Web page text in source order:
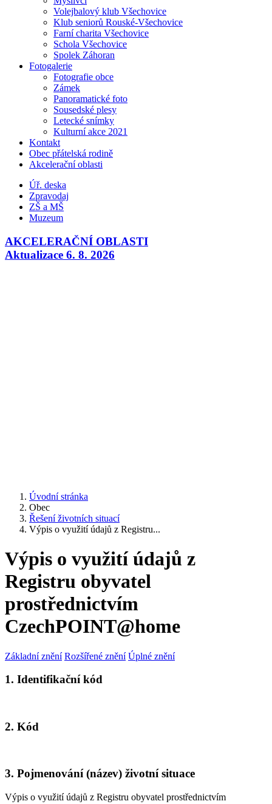
Volejbalový klub Všechovice
Klub seniorů Rouské-Všechovice
Farní charita Všechovice
Schola Všechovice
Spolek Záhoran
Fotogalerie
Fotografie obce
Zámek
Panoramatické foto
Sousedské plesy
Letecké snímky
Kulturní akce 2021
Kontakt
Obec přátelská rodině
Akcelerační oblasti
Úř. deska
Zpravodaj
ZŠ a MŠ
Muzeum
AKCELERAČNÍ OBLASTI
Aktualizace 6. 8. 2026
Úvodní stránka
Obec
Řešení životních situací
Výpis o využití údajů z Registru...
Výpis o využití údajů z
Registru obyvatel
prostřednictvím
CzechPOINT@home
Základní znění Rozšířené znění Úplné znění
1. Identifikační kód
2. Kód
3. Pojmenování (název) životní situace
Výpis o využití údajů z Registru obyvatel prostřednictvím